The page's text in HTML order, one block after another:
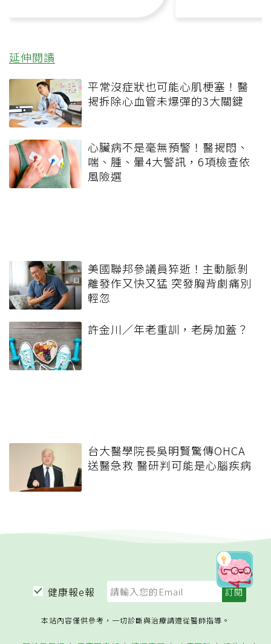
延伸閱讀
平常沒症狀也可能心肌梗塞！醫
揭拆除心血管未爆彈的3大關鍵
心臟病不是毫無預警！醫揭悶、
喘、腫、暈4大警訊，6項檢查依
風險選
美國聯邦參議員猝逝！主動脈剝
離發作又快又猛 突發胸背劇痛別
輕忽
許金川／年老重訓，老房加蓋？
台大醫學院長吳明賢驚傳OHCA
送醫急救 醫研判可能是心腦疾病
健康報e報
本站內容僅供參考，一切診斷與治療請遵從醫師指導。